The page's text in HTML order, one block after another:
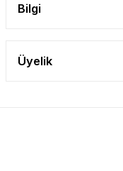
Bilgi
Üyelik